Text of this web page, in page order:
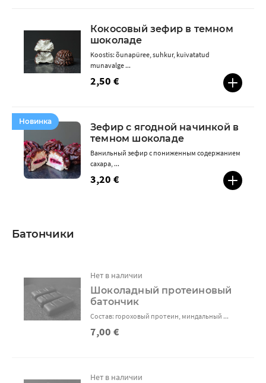
Кокосовый зефир в темном
шоколаде
2,50 €
Koostis: õunapüree, suhkur, kuivatatud
munavalge ...
Новинка
Зефир с ягодной начинкой в ​​
темном шоколаде
3,20 €
Ванильный зефир с пониженным содержанием
сахара, ...
Батончики
Шоколадный протеиновый
батончик
7,00 €
Нет в наличии
Состав: гороховый протеин, миндальный ...
Нет в наличии